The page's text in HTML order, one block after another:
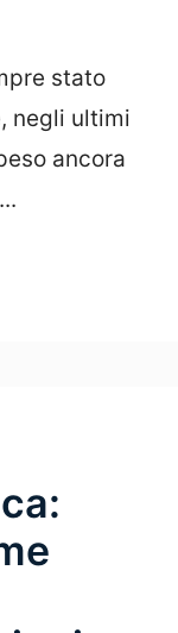
stato
negli ultimi
ancora